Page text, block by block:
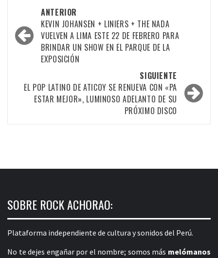
Navegación
por
las
entradas
ANTERIOR
KEVIN JOHANSEN + LINIERS + THE NADA
VUELVEN A LIMA ESTE 22 DE FEBRERO PARA
BRINDAR UN SHOW EN EL PARQUE DE LA
EXPOSICIÓN
SIGUIENTE
EL POP LATINO DE ATICOY SE RENUEVA CON «PA
ESTAR MEJOR», LUMINOSO ADELANTO DE SU
PRÓXIMO DISCO
SOBRE ROCK ACHORAO:
Plataforma independiente de cultura y sonidos del Perú.
No te dejes engañar por el nombre; somos más melómanos